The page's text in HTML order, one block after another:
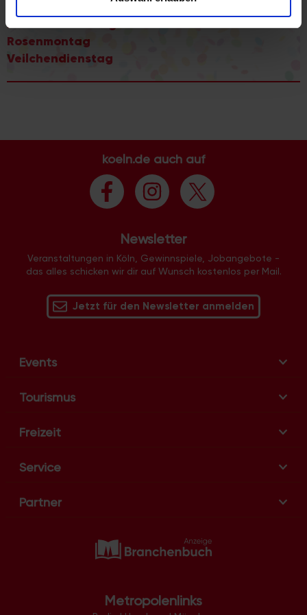
analysieren. Außerdem geben wir Informationen zu Ihrer
Verwendung unserer Website an unsere Partner für
soziale Medien, Werbung und Analysen weiter. Unsere
Partner führen diese Informationen möglicherweise mit
weiteren Daten zusammen, die Sie ihnen bereitgestellt
Karnevalssonntag
Rosenmontag
Veilchendienstag
koeln.de auch auf
Newsletter
Veranstaltungen in Köln, Gewinnspiele, Jobangebote -
das alles schicken wir dir auf Wunsch kostenlos per Mail.
Jetzt für den Newsletter anmelden
Events
Tourismus
Freizeit
Service
Partner
Metropolenlinks